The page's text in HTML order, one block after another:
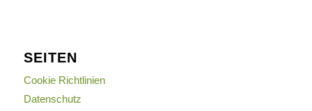
SEITEN
Cookie Richtlinien
Datenschutz